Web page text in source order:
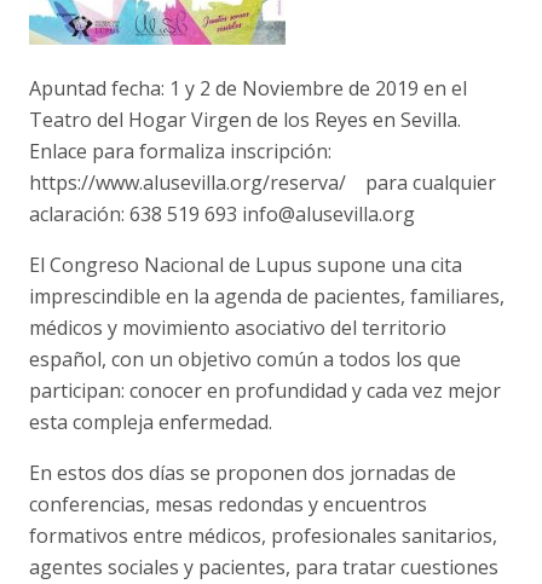
Apuntad fecha: 1 y 2 de Noviembre de 2019 en el
Teatro del Hogar Virgen de los Reyes en Sevilla.
Enlace para formaliza inscripción:
https://www.alusevilla.org/reserva/ para cualquier
aclaración: 638 519 693 info@alusevilla.org
El Congreso Nacional de Lupus supone una cita
imprescindible en la agenda de pacientes, familiares,
médicos y movimiento asociativo del territorio
español, con un objetivo común a todos los que
participan: conocer en profundidad y cada vez mejor
esta compleja enfermedad.
En estos dos días se proponen dos jornadas de
conferencias, mesas redondas y encuentros
formativos entre médicos, profesionales sanitarios,
agentes sociales y pacientes, para tratar cuestiones